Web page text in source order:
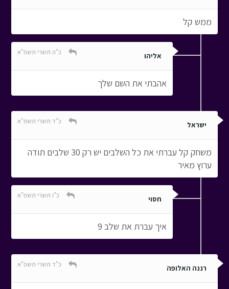
ממש קל
אליהו כ"ה תשרי תשפ"א
אהבתי את השם שלך
ישראל כ"ד תשרי תשפ"א
משחק קל עברתי את כל השלבים יש רק 30 שלבים תודה
ערוץ מאיר
חסוי כ"ו תשרי תשפ"א
איך עברת את שלב 9
רננה האלופה כ"ד תשרי תשפ"א